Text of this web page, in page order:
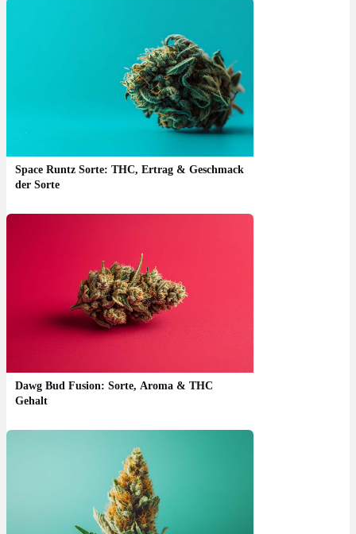
Space Runtz Sorte: THC, Ertrag & Geschmack
der Sorte
Dawg Bud Fusion: Sorte, Aroma & THC
Gehalt